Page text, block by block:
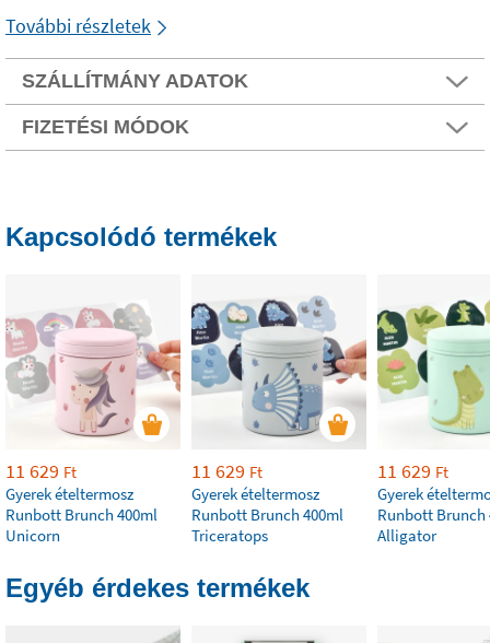
További részletek
SZÁLLÍTMÁNY ADATOK
FIZETÉSI MÓDOK
Kapcsolódó termékek
11 629 Ft
Gyerek ételtermosz
Runbott Brunch 400ml
Unicorn
11 629 Ft
Gyerek ételtermosz
Runbott Brunch 400ml
Triceratops
11 629 Ft
Gyerek
Runbott Brunch
Alligator
Egyéb érdekes termékek